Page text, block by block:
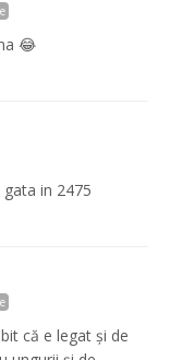
😂
in 2475
că e legat și de